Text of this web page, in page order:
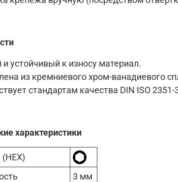
и устойчивый к износу материал.
из кремниевого хром-ванадиевого
стандартам качества DIN ISO 2351-
характеристики
3 мм